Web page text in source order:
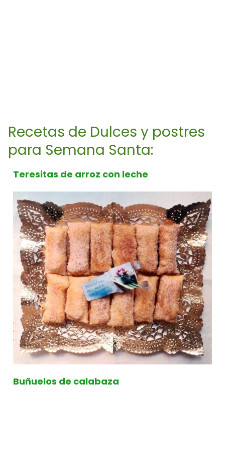
Recetas de Dulces y postres
para Semana Santa:
Teresitas de arroz con leche
Buñuelos de calabaza